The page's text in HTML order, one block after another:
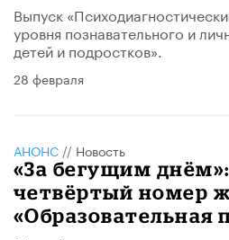
Выпуск
уровня познавательного и
детей и подростков».
28 февраля
АНОНС // Новость
«За бегущим
четвёртый номер
«Образовательная